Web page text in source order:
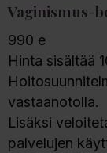
Vaginismus-
990 e
Hinta sisältää
vastaanotolla.
Lisäksi
palvelujen